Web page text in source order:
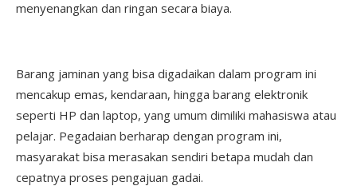
menyenangkan dan ringan secara biaya.
Barang jaminan yang bisa digadaikan dalam program ini
mencakup emas, kendaraan, hingga barang elektronik
seperti HP dan laptop, yang umum dimiliki mahasiswa atau
pelajar. Pegadaian berharap dengan program ini,
masyarakat bisa merasakan sendiri betapa mudah dan
cepatnya proses pengajuan gadai.